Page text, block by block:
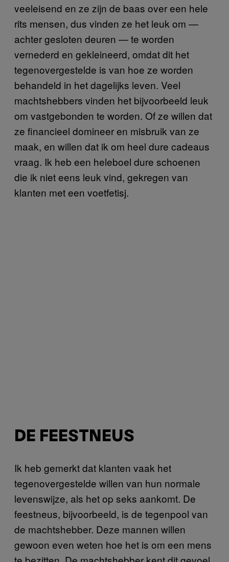
veeleisend en ze zijn de baas over een hele
rits mensen, dus vinden ze het leuk om —
achter gesloten deuren — te worden
vernederd en gekleineerd, omdat dit het
tegenovergestelde is van hoe ze worden
behandeld in het dagelijks leven. Veel
machtshebbers vinden het bijvoorbeeld leuk
om vastgebonden te worden. Of ze willen dat
ze financieel domineer en misbruik van ze
maak, en willen dat ik om heel dure cadeaus
vraag. Ik heb een heleboel dure schoenen
die ik niet eens leuk vind, gekregen van
klanten met een voetfetisj.
DE FEESTNEUS
Ik heb gemerkt dat klanten vaak het
tegenovergestelde willen van hun normale
levenswijze, als het op seks aankomt. De
feestneus, bijvoorbeeld, is de tegenpool van
de machtshebber. Deze mannen willen
gewoon even weten hoe het is om een mens